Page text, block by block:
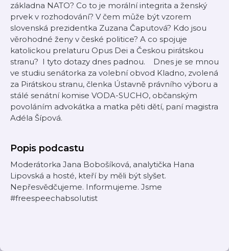
základna NATO? Co to je morální integrita a ženský
prvek v rozhodování? V čem může být vzorem
slovenská prezidentka Zuzana Čaputová? Kdo jsou
věrohodné ženy v české politice? A co spojuje
katolickou prelaturu Opus Dei a Českou pirátskou
stranu? I tyto dotazy dnes padnou. Dnes je se mnou
ve studiu senátorka za volební obvod Kladno, zvolená
za Pirátskou stranu, členka Ústavně právního výboru a
stálé senátní komise VODA-SUCHO, občanským
povoláním advokátka a matka pěti dětí, paní magistra
Adéla Šípová.
Popis podcastu
Moderátorka Jana Bobošíková, analytička Hana
Lipovská a hosté, kteří by měli být slyšet.
Nepřesvědčujeme. Informujeme. Jsme
#freespeechabsolutist